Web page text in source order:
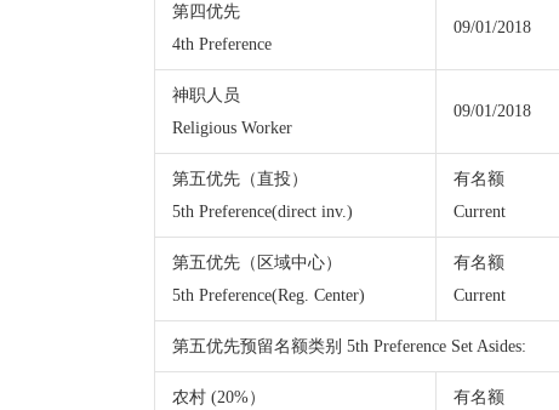
第四优先
4th Preference
09/01/2018
神职人员
Religious Worker
09/01/2018
第五优先（直投）
5th Preference(direct inv.)
有名额
Current
第五优先（区域中心）
5th Preference(Reg. Center)
有名额
Current
第五优先预留名额类别 5th Preference Set Asides:
农村 (20%）
有名额